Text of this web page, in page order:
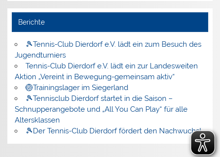
Berichte
🎾Tennis-Club Dierdorf e.V. lädt ein zum Besuch des
Jugendturniers
Tennis-Club Dierdorf e.V. lädt ein zur Landesweiten
Aktion „Vereint in Bewegung-gemeinsam aktiv“
🏐Trainingslager im Siegerland
🎾Tennisclub Dierdorf startet in die Saison –
Schnupperangebote und „All You Can Play“ für alle
Altersklassen
🎾Der Tennis-Club Dierdorf fördert den Nachwuchs!